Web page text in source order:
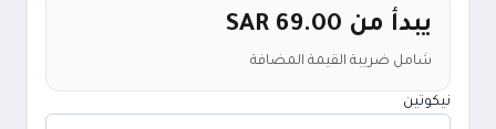
يبدأ من SAR 69.00
شامل ضريبة القيمة المضافة
نيكوتين